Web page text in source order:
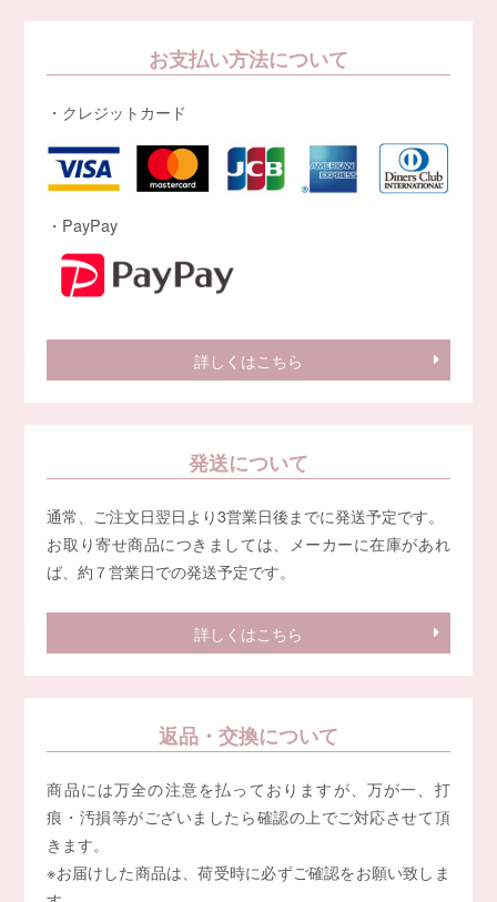
お支払い方法について
・クレジットカード
・PayPay
詳しくはこちら
発送について
通常、ご注文日翌日より3営業日後までに発送予定です。
お取り寄せ商品につきましては、メーカーに在庫があれ
ば、約７営業日での発送予定です。
詳しくはこちら
返品・交換について
商品には万全の注意を払っておりますが、万が一、打
痕・汚損等がございましたら確認の上でご対応させて頂
きます。
※お届けした商品は、荷受時に必ずご確認をお願い致しま